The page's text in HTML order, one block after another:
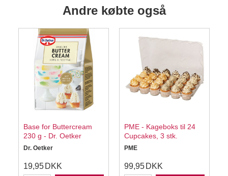
Andre købte også
Base for Buttercream
230 g - Dr. Oetker
Dr. Oetker
19,95 DKK
PME - Kageboks til 24
Cupcakes, 3 stk.
PME
99,95 DKK